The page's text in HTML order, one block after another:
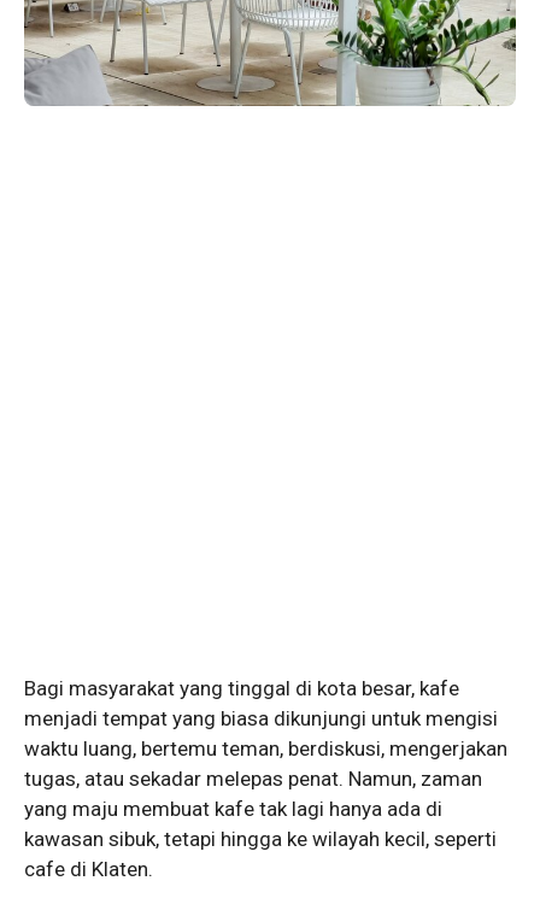
Bagi masyarakat yang tinggal di kota besar, kafe
menjadi tempat yang biasa dikunjungi untuk mengisi
waktu luang, bertemu teman, berdiskusi, mengerjakan
tugas, atau sekadar melepas penat. Namun, zaman
yang maju membuat kafe tak lagi hanya ada di
kawasan sibuk, tetapi hingga ke wilayah kecil, seperti
cafe di Klaten.